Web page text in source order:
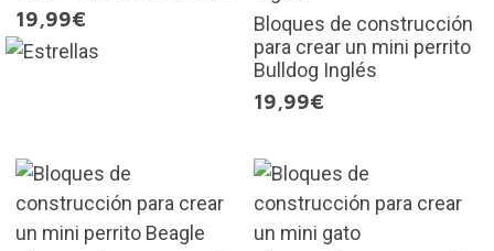
19,99€
Bloques de construcción
para crear un mini perrito
Bulldog Inglés
19,99€